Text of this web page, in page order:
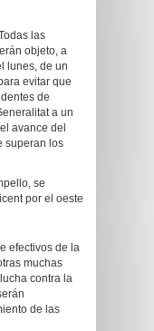
las
objeto, a
lunes, de un
evitar que
de
a un
avance del
superan los
se
por el oeste
efectivos de la
muchas
contra la
de las